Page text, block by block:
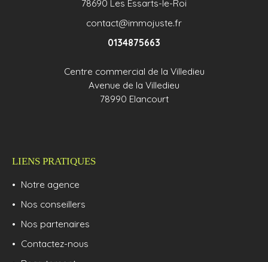
78690 Les Essarts-le-Roi
contact@immojuste.fr
0134875663
Centre commercial de la Villedieu
Avenue de la Villedieu
78990 Elancourt
LIENS PRATIQUES
Notre agence
Nos conseillers
Nos partenaires
Contactez-nous